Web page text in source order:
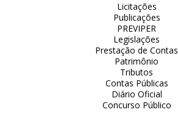
Licitações
Publicações
PREVIPER
Legislações
Prestação de Contas
Patrimônio
Tributos
Contas Públicas
Diário Oficial
Concurso Público